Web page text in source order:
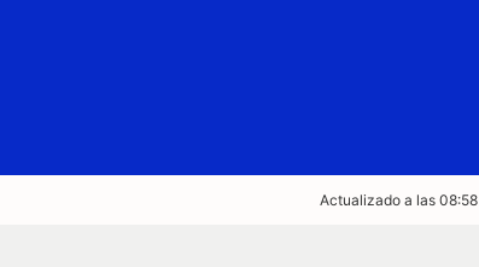
Actualizado a las 08:58